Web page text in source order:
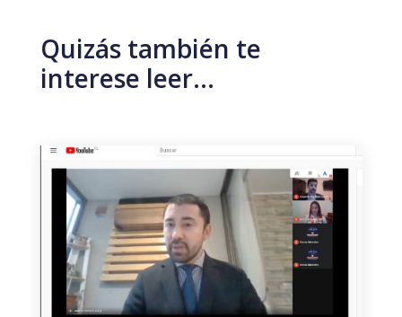
Quizás también te
interese leer…